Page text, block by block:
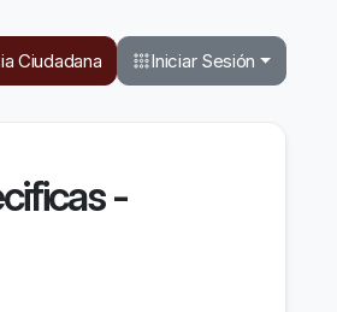
Ciudadana Iniciar Sesión
-